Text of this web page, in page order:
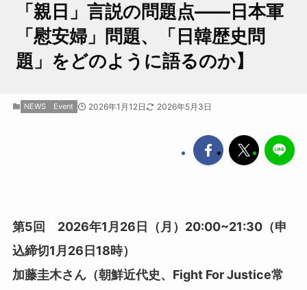
「親日」言説の問題点——日本軍
「慰安婦」問題、「日韓歴史問
題」をどのように語るのか】
NEWS Event 2026年1月12日 2026年5月3日
第5回 2026年1月26日（月）20:00~21:30（申
込締切1月26日18時）
加藤圭木さん（朝鮮近代史、Fight For Justice常